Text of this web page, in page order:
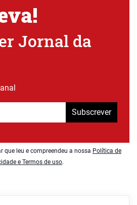
Jornal da
Subscrever
que leu e compreendeu a nossa Política de
e Termos de uso.